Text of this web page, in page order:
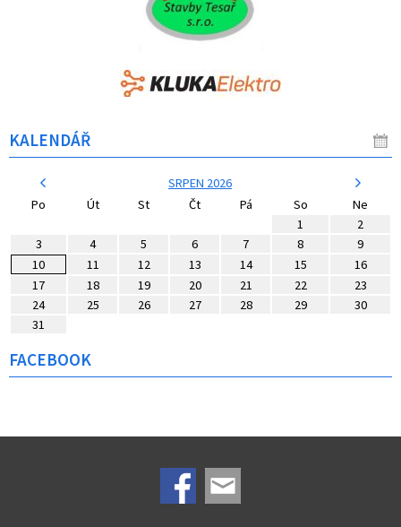
KALENDÁŘ
SRPEN 2026
Po
Út St Čt Pá So
Ne
1
2
3
4 5 6 7 8
9
10
11 12 13 14 15
16
17
18 19 20 21 22
23
24
25 26 27 28 29
30
31
FACEBOOK